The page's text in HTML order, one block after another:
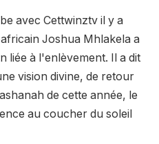
avec Cettwinztv il y a
Joshua Mhlakela a
liée à l'enlèvement. Il a dit
vision divine, de retour
de cette année, le
au coucher du soleil